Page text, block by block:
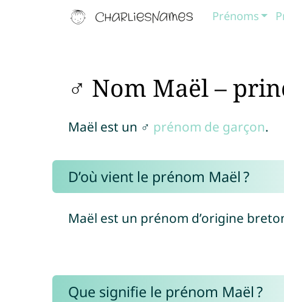
Prénoms
♂ Nom Maël –
Maël est un ♂ prénom de garçon.
D’où vient le prénom Maël ?
Maël est un prénom d’origine
Que signifie le prénom Maël ?